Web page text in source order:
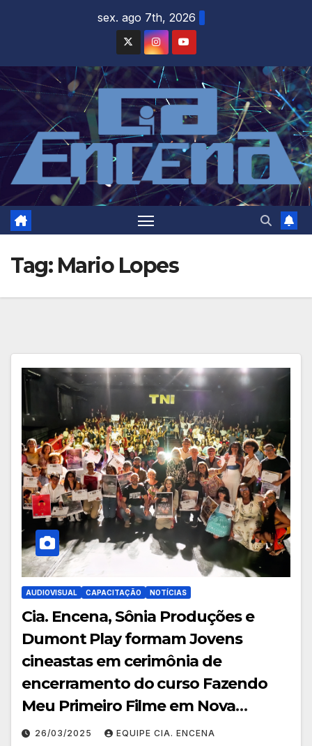
sex. ago 7th, 2026
Tag: Mario Lopes
AUDIOVISUAL CAPACITAÇÃO NOTÍCIAS
Cia. Encena, Sônia Produções e
Dumont Play formam Jovens
cineastas em cerimônia de
encerramento do curso Fazendo
Meu Primeiro Filme em Nova
Iguaçu
26/03/2025 EQUIPE CIA. ENCENA